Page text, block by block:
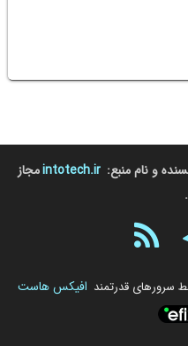
و نام منبع: intotech.irمجاز
سرورهای قدرتمند افیکس هاست